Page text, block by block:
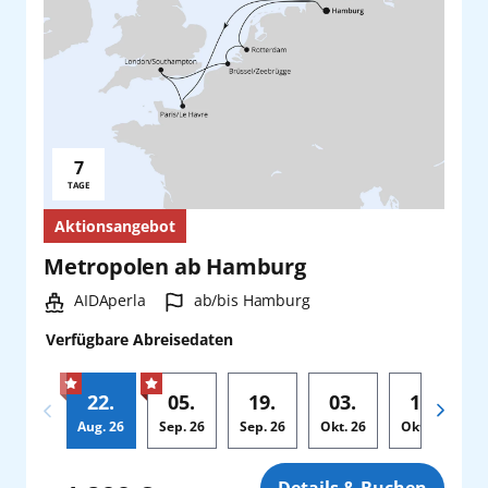
Aktionsangebot
Metropolen ab Hamburg
Schiff:
AIDAperla Hafen:
ab/bis Hamburg
Verfügbare Abreisedaten
22.
Aug. 26
05.
Sep.26
19.
Sep.26
03.
Okt.26
17.
Okt.
Reisedauer:
7
TAGE